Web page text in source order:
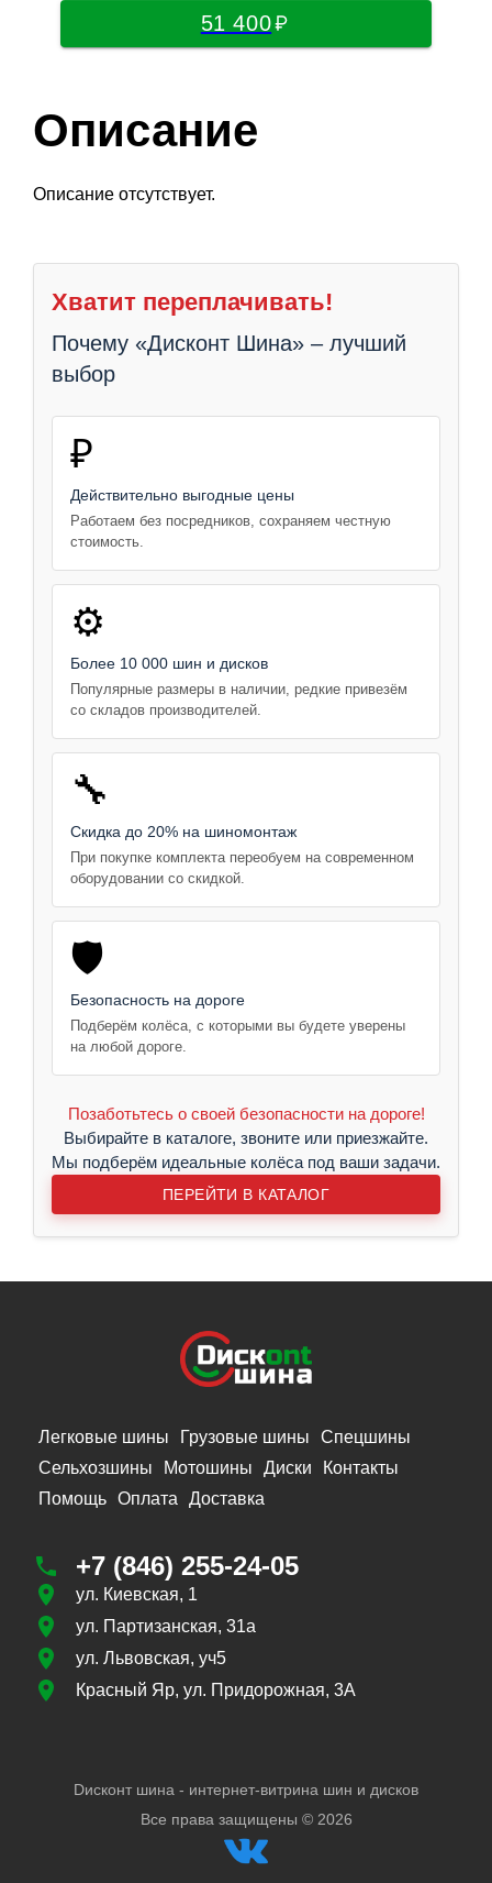
51 400
Описание
Описание отсутствует.
Хватит переплачивать!
Почему «Дисконт Шина» – лучший
выбор
₽
Действительно выгодные цены
Работаем без посредников, сохраняем честную
стоимость.
⚙️
Более 10 000 шин и дисков
Популярные размеры в наличии, редкие привезём
со складов производителей.
🔧
Скидка до 20% на шиномонтаж
При покупке комплекта переобуем на современном
оборудовании со скидкой.
🛡️
Безопасность на дороге
Подберём колёса, с которыми вы будете уверены
на любой дороге.
Позаботьтесь о своей безопасности на дороге!
Выбирайте в каталоге, звоните или приезжайте.
Мы подберём идеальные колёса под ваши задачи.
ПЕРЕЙТИ В КАТАЛОГ
Легковые шины Грузовые шины
Спецшины
Сельхозшины
Мотошины Диски
Контакты
Помощь Оплата Доставка
+7 (846) 255-24-05
ул. Киевская, 1
ул. Партизанская, 31а
ул. Львовская, уч5
Красный Яр, ул. Придорожная, 3А
Dисконт шина - интернет-витрина шин и дисков
Все права защищены © 2026